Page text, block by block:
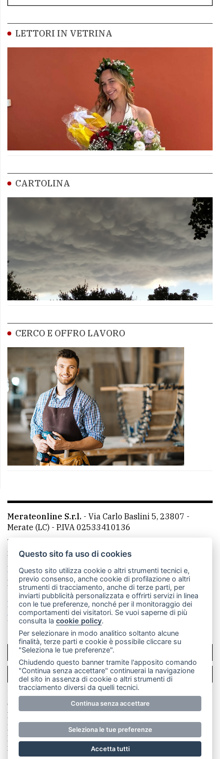
LETTORI IN VETRINA
CARTOLINA
CERCO E OFFRO LAVORO
Merateonline S.r.l. - Via Carlo Baslini 5, 23807 -
Merate (LC) - P.IVA 02533410136
Telefono:
mail: redazione@merateonline.it
La redazione
CasateOnline LeccoOnline
RSS
Made by VIP
Privacy policy
Cookie policy
Rivedi le tue scelte sui cookie
SCRIVICI
PER LA TUA PUBBLICITÀ
© Copyright Merateonline S.r.l. - Tutti i diritti riservati.
E' proibita la riproduzione e pubblicazione anche
parziale di testi, articoli e immagini senza la
preventiva autorizzazione scritta dell'editore. RI Lecco
numero Rea LC 291.277 - Capitale sociale 10.329,14 €
Questo sito fa uso di cookies
Questo sito utilizza cookie o altri strumenti tecnici e,
previo consenso, anche cookie di profilazione o altri
strumenti di tracciamento, anche di terze parti, per
inviarti pubblicità personalizzata e offrirti servizi in linea
con le tue preferenze, nonché per il monitoraggio dei
comportamenti dei visitatori. Se vuoi saperne di più
consulta lacookie policy.
Per selezionare in modo analitico soltanto alcune
finalità, terze parti e cookie è possibile cliccare su
"Seleziona le tue preferenze".
Chiudendo questo banner tramite l'apposito comando
"Continua senza accettare" continuerai la navigazione
del sito in assenza di cookie o altri strumenti di
tracciamento diversi da quelli tecnici.
Continua senza accettare
Seleziona le tue preferenze
Accetta tutti